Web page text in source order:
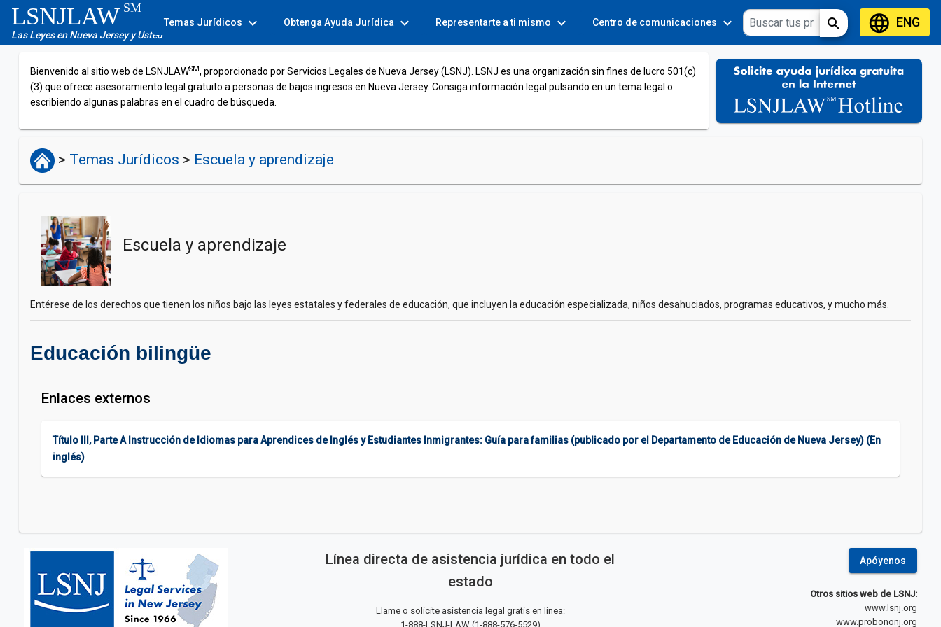
LSNJLAW SM
Las Leyes en Nueva Jersey y Usted
Temas Jurídicos expand_more Obtenga Ayuda Jurídica expand_more Representarte a ti mismo expand_more Centro de comunicaciones expand_more Toolsexpand_more search languageENG
Bienvenido al sitio web de LSNJLAWSM, proporcionado por Servicios Legales de Nueva Jersey (LSNJ). LSNJ es una organización sin fines de lucro 501(c)
(3) que ofrece asesoramiento legal gratuito a personas de bajos ingresos en Nueva Jersey. Consiga información legal pulsando en un tema legal o
escribiendo algunas palabras en el cuadro de búsqueda.
> Temas Jurídicos > Escuela y aprendizaje
Escuela y aprendizaje
Entérese de los derechos que tienen los niños bajo las leyes estatales y federales de educación, que incluyen la educación especializada, niños desahuciados, programas educativos, y mucho más.
Educación bilingüe
Enlaces externos
Título III, Parte A Instrucción de Idiomas para Aprendices de Inglés y Estudiantes Inmigrantes: Guía para familias (publicado por el Departamento de Educación de Nueva Jersey) (En
inglés)
Línea directa de asistencia jurídica en todo el
estado
Llame o solicite asistencia legal gratis en línea:
1-888-LSNJ-LAW (1-888-576-5529)
Apóyenos
Otros sitios web de LSNJ:
www.lsnj.org
www.probononj.org